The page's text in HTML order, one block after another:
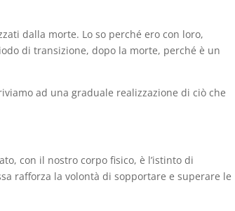
dalla morte. Lo so perché ero con loro,
di transizione, dopo la morte, perché è un
ad una graduale realizzazione di ciò che
con il nostro corpo fisico, è l’istinto di
rafforza la volontà di sopportare e superare le